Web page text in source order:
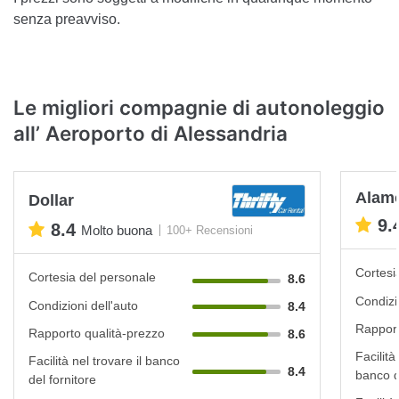
senza preavviso.
Le migliori compagnie di autonoleggio
all’ Aeroporto di Alessandria
Dollar
8.4 Molto buona 100+ Recensioni
Cortesia del personale
8.6
Condizioni dell'auto
8.4
Rapporto qualità-prezzo
8.6
Facilità nel trovare il banco
del fornitore
8.4
banco